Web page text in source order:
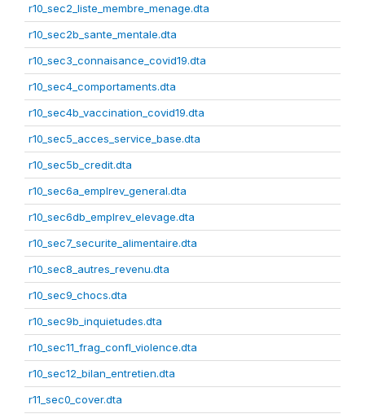
r10_sec2_liste_membre_menage.dta
r10_sec2b_sante_mentale.dta
r10_sec3_connaisance_covid19.dta
r10_sec4_comportaments.dta
r10_sec4b_vaccination_covid19.dta
r10_sec5_acces_service_base.dta
r10_sec5b_credit.dta
r10_sec6a_emplrev_general.dta
r10_sec6db_emplrev_elevage.dta
r10_sec7_securite_alimentaire.dta
r10_sec8_autres_revenu.dta
r10_sec9_chocs.dta
r10_sec9b_inquietudes.dta
r10_sec11_frag_confl_violence.dta
r10_sec12_bilan_entretien.dta
r11_sec0_cover.dta